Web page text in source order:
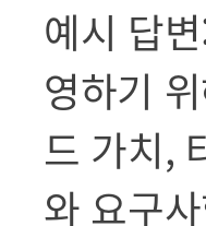
예시 답
영하기
드 가치,
와 요구